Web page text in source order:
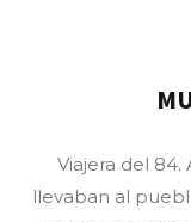
Viajera del
llevaban al